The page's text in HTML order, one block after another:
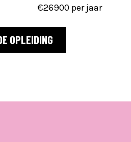
€26900 per jaar
OPLEIDING